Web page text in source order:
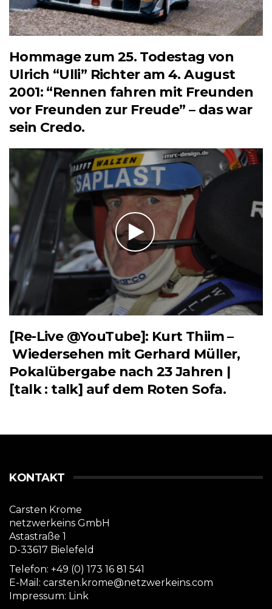
Hommage zum 25. Todestag von
Ulrich “Ulli” Richter am 4. August
2001: “Rennen fahren mit Freunden
vor Freunden zur Freude” – das war
sein Credo.
[Re-Live @YouTube]: Kurt Thiim –
Wiedersehen mit Gerhard Müller,
Pokalübergabe nach 23 Jahren |
[talk : talk] auf dem Roten Sofa.
KONTAKT
Carsten Krome
netzwerkeins GmbH
Astastraße 1
D-33617 Bielefeld
Telefon: +49 (0) 173 16 81 541
E-Mail: carsten.krome@netzwerkeins.com
Impressum: Link